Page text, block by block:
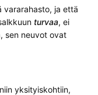
vararahasto, ja että
turvaa, ei
sen neuvot ovat
yksityiskohtiin,